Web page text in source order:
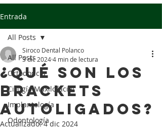
Entrada
All Posts
Ortodoncia
Cirugía Maxilofacial
Implantología
Odontología
All Posts
¿Qué son los
brackets
autoligados?
Siroco Dental Polanco
3 dic 20244 min de lectura
Actualizado:4 dic 2024